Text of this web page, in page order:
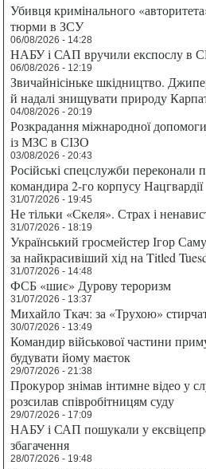
Убивця кримінального
тюрми в ЗСУ
06/08/2026 - 14:28
НАБУ і САП вручили експослу в
06/08/2026 - 12:19
Звичайнісіньке шкідництво.
й надалі знищувати природу
04/08/2026 - 20:19
Розкрадання міжнародної
із МЗС в СІЗО
03/08/2026 - 20:43
Російські спецслужби переконали
командира 2-го корпусу Нацгвардії
31/07/2026 - 19:45
Не тільки «Скеля». Страх і
31/07/2026 - 18:19
Український гросмейстер Ігор
за найкрасивіший хід на Titled
31/07/2026 - 14:48
ФСБ «шиє» Дурову тероризм
31/07/2026 - 13:37
Михайло Ткач: за «Трухою»
30/07/2026 - 13:49
Командир військової частини
будувати йому маєток
29/07/2026 - 21:38
Прокурор знімав інтимне відео у
розсилав співробітницям суду
29/07/2026 - 17:09
НАБУ і САП пошукали у
збагачення
28/07/2026 - 19:48